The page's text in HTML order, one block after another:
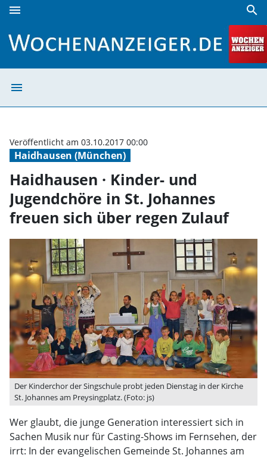
menu search
menu
Haidhausen (München)
Veröffentlicht am 03.10.2017 00:00
Haidhausen · Kinder- und
Jugendchöre in St. Johannes
freuen sich über regen Zulauf
Der Kinderchor der Singschule probt jeden Dienstag in der Kirche
St. Johannes am Preysingplatz. (Foto: js)
Wer glaubt, die junge Generation interessiert sich in
Sachen Musik nur für Casting-Shows im Fernsehen, der
irrt: In der evangelischen Gemeinde St. Johannes am